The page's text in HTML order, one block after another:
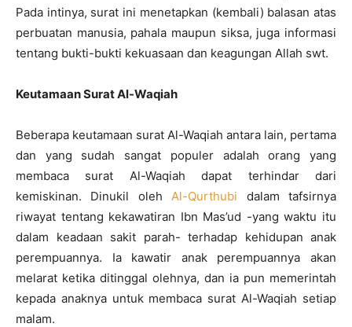
Pada intinya, surat ini menetapkan (kembali) balasan atas
perbuatan manusia, pahala maupun siksa, juga informasi
tentang bukti-bukti kekuasaan dan keagungan Allah swt.
Keutamaan Surat Al-Waqiah
Beberapa keutamaan surat Al-Waqiah antara lain, pertama
dan yang sudah sangat populer adalah orang yang
membaca surat Al-Waqiah dapat terhindar dari
kemiskinan. Dinukil oleh Al-Qurthubi dalam tafsirnya
riwayat tentang kekawatiran Ibn Mas’ud -yang waktu itu
dalam keadaan sakit parah- terhadap kehidupan anak
perempuannya. Ia kawatir anak perempuannya akan
melarat ketika ditinggal olehnya, dan ia pun memerintah
kepada anaknya untuk membaca surat Al-Waqiah setiap
malam.